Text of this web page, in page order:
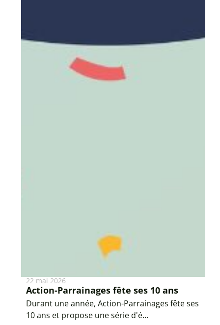
22 mai 2026
Action-Parrainages fête ses 10 ans
Durant une année, Action-Parrainages fête ses
10 ans et propose une série d'é...